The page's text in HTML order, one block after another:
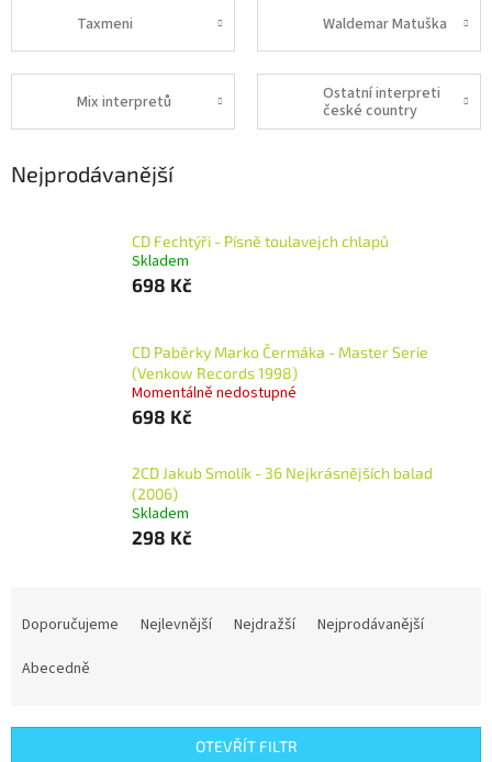
Taxmeni Waldemar Matuška
Mix interpretů
Ostatní interpreti
české country
Nejprodávanější
CD Fechtýři - Písně toulavejch chlapů
Skladem
698 Kč
CD Paběrky Marko Čermáka - Master Serie
(Venkow Records 1998)
Momentálně nedostupné
698 Kč
2CD Jakub Smolík - 36 Nejkrásnějších balad
(2006)
Skladem
298 Kč
Doporučujeme Nejlevnější Nejdražší
Nejprodávanější
Abecedně
OTEVŘÍT FILTR